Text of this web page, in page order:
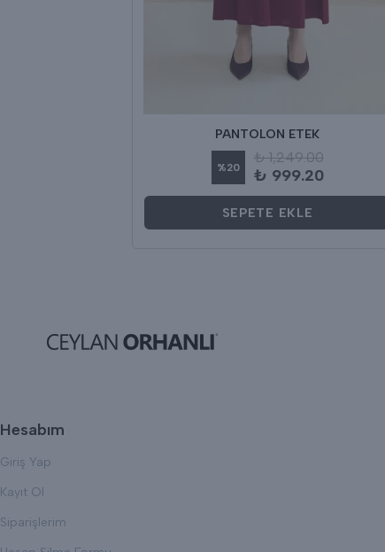
PANTOLON ETEK
%20
₺ 1,249.00
₺ 999.20
SEPETE EKLE
Hesabım
Giriş Yap
Kayıt Ol
Siparişlerim